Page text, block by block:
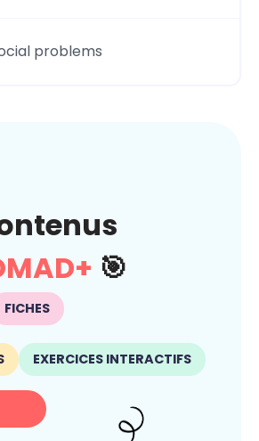
problems
🎯
FICHES
EXERCICES INTERACTIFS